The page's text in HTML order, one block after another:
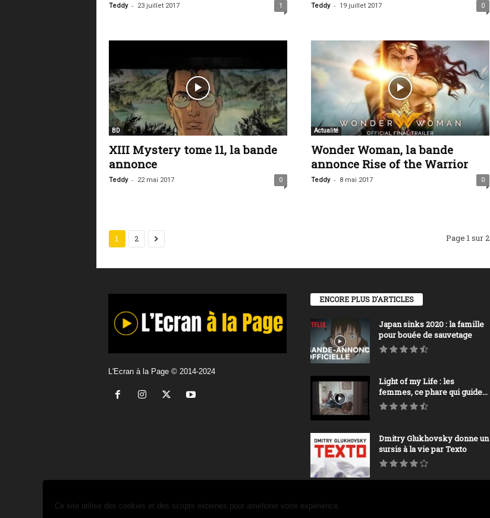
Ce site utilise des cookies et des scripts externes pour améliorer votre expérience.
Teddy - 23 juillet 2017 1 Teddy - 19 juillet 2017 0
BD
XIII Mystery tome 11, la bande
annonce
Teddy - 22 mai 2017 0
Actualité
Wonder Woman, la bande
annonce Rise of the Warrior
Teddy - 8 mai 2017 0
1 2 Page 1 sur 2
L'Ecran à la Page © 2014-2024
ENCORE PLUS D'ARTICLES
Japan sinks 2020 : la famille
pour bouée de sauvetage
Light of my Life : les
femmes, ce phare qui guide...
Dmitry Glukhovsky donne un
sursis à la vie par Texto